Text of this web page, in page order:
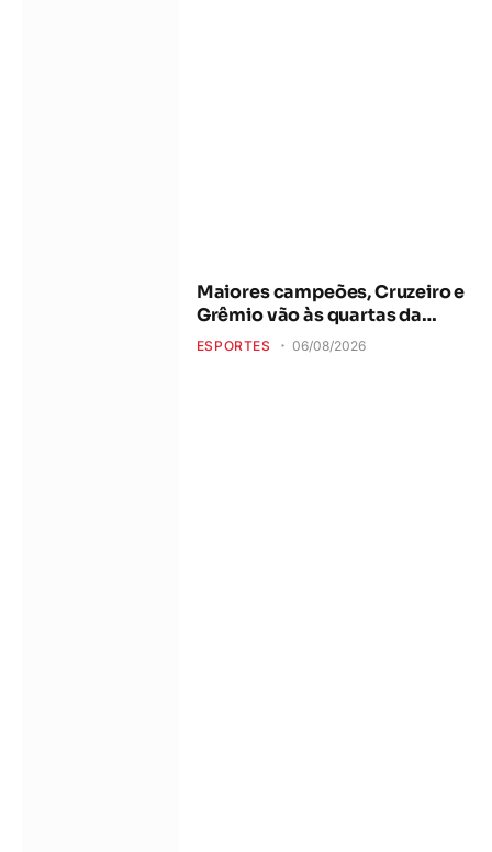
Maiores campeões, Cruzeiro e
Grêmio vão às quartas da
Copa do Brasil
ESPORTES 06/08/2026